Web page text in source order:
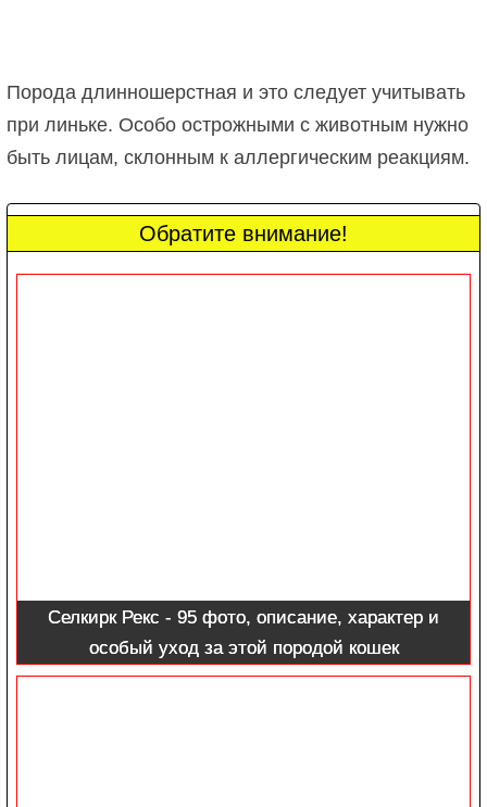
Порода длинношерстная и это следует учитывать
при линьке. Особо острожными с животным нужно
быть лицам, склонным к аллергическим реакциям.
Обратите внимание!
Селкирк Рекс - 95 фото, описание, характер и
особый уход за этой породой кошек